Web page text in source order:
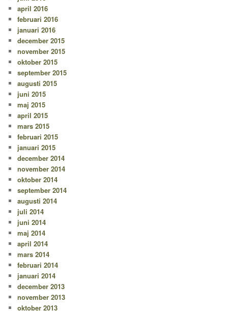
april 2016
februari 2016
januari 2016
december 2015
november 2015
oktober 2015
september 2015
augusti 2015
juni 2015
maj 2015
april 2015
mars 2015
februari 2015
januari 2015
december 2014
november 2014
oktober 2014
september 2014
augusti 2014
juli 2014
juni 2014
maj 2014
april 2014
mars 2014
februari 2014
januari 2014
december 2013
november 2013
oktober 2013